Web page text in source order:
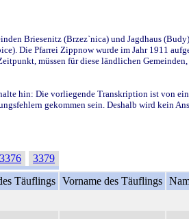
Briesenitz (Brzez`nica) und Jagdhaus
Die Pfarrei Zippnow wurde im Jahr 1911
müssen für diese ländlichen
hin: Die vorliegende Transkription ist von
gekommen sein. Deshalb wird kein
3376
3379
Täuflings Vorname des Täuflings